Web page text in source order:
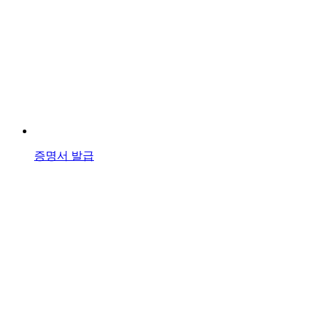
증명서 발급